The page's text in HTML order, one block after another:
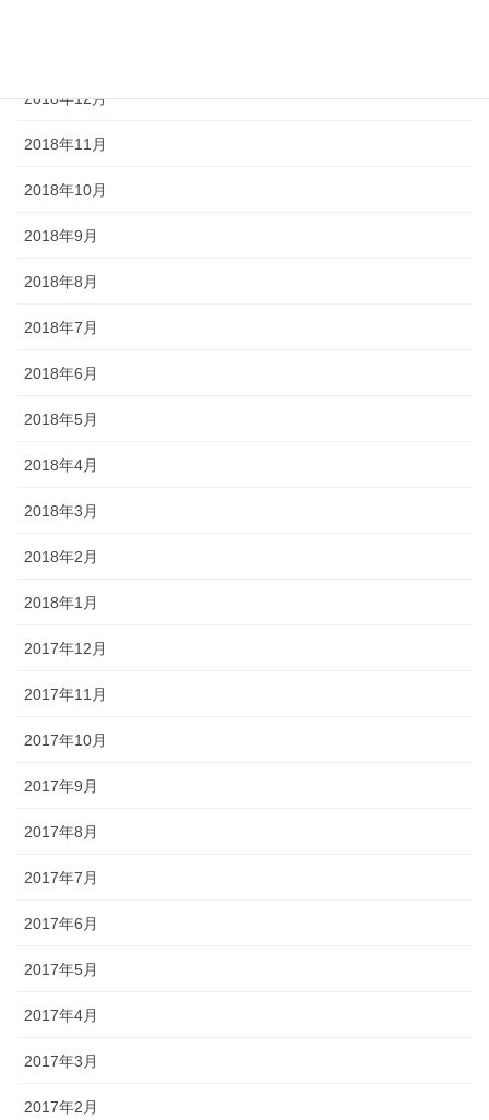
2018年12月
2018年11月
2018年10月
2018年9月
2018年8月
2018年7月
2018年6月
2018年5月
2018年4月
2018年3月
2018年2月
2018年1月
2017年12月
2017年11月
2017年10月
2017年9月
2017年8月
2017年7月
2017年6月
2017年5月
2017年4月
2017年3月
2017年2月